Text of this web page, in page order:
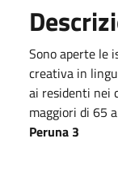
Sono aperte le
creativa in
ai residenti nei
maggiori di 65
Peruna 3